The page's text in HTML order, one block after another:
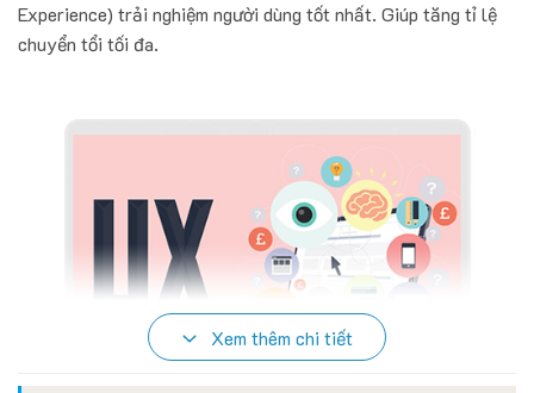
Experience) trải nghiệm người dùng tốt nhất. Giúp tăng tỉ lệ
chuyển tổi tối đa.
Xem thêm chi tiết